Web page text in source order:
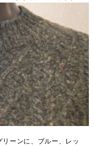
ーンに、ブルー、レッ